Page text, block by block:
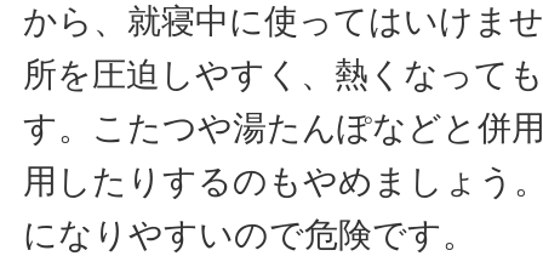
から、就寝中に使ってはいけま
所を圧迫しやすく、熱くなって
す。こたつや湯たんぽなどと併
用したりするのもやめましょう
になりやすいので危険です。